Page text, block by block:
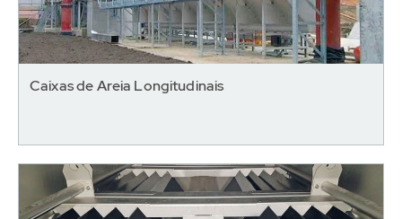
Caixas de Areia Longitudinais